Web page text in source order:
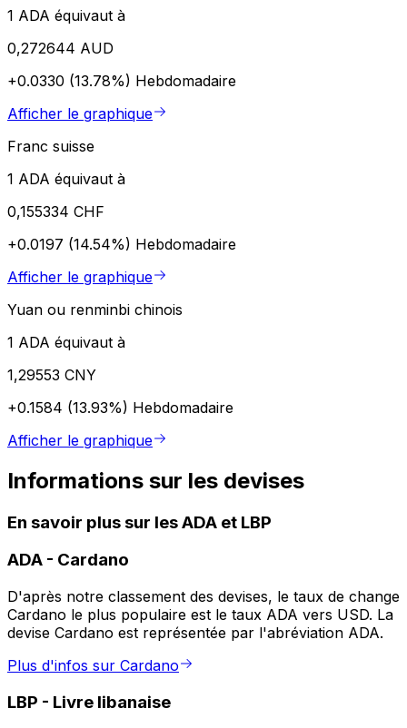
1 ADA équivaut à
0,272644 AUD
+0.0330 (13.78%) Hebdomadaire
Afficher le graphique
Franc suisse
1 ADA équivaut à
0,155334 CHF
+0.0197 (14.54%) Hebdomadaire
Afficher le graphique
Yuan ou renminbi chinois
1 ADA équivaut à
1,29553 CNY
+0.1584 (13.93%) Hebdomadaire
Afficher le graphique
Informations sur les devises
En savoir plus sur les ADA et LBP
ADA - Cardano
D'après notre classement des devises, le taux de change
Cardano le plus populaire est le taux ADA vers USD. La
devise Cardano est représentée par l'abréviation ADA.
Plus d'infos sur Cardano
LBP - Livre libanaise